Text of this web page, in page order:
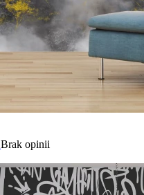
Brak opinii